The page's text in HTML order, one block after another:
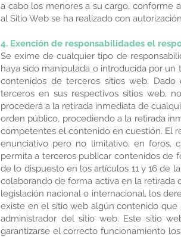
a cabo los menores a su cargo, conforme
al Sitio Web se ha realizado con
4. Exención de responsabilidades el
Se exime de cualquier tipo de
haya sido manipulada o introducida por
contenidos de terceros sitios web.
terceros en sus respectivos sitios web,
procederá a la retirada inmediata de
orden público, procediendo a la retirada
competentes el contenido en cuestión. El
enunciativo pero no limitativo, en foros,
permita a terceros publicar contenidos de
de lo dispuesto en los artículos 11 y 16 de
colaborando de forma activa en la
legislación nacional o internacional, los
existe en el sitio web algún contenido
administrador del sitio web. Este sitio
garantizarse el correcto funcionamiento